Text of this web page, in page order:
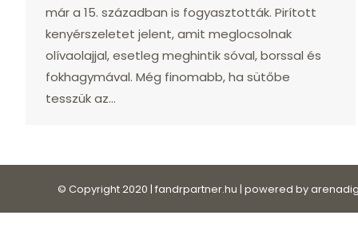
már a 15. században is fogyasztották. Pirított
kenyérszeletet jelent, amit meglocsolnak
olívaolajjal, esetleg meghintik sóval, borssal és
fokhagymával. Még finomabb, ha sütőbe
tesszük az…
© Copyright 2020 | fandrpartner.hu | powered by